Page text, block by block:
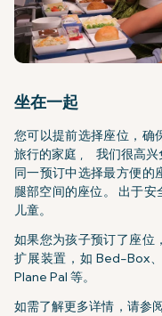
坐在一起
您可以提前选择座位，确
旅行的家庭 , 我们很高兴
同一预订中选择最方便的
腿部空间的座位。 出于
儿童。
如果您为孩子预订了座位
扩展装置，如 Bed-Box
Plane Pal 等。
如需了解更多详情，请参